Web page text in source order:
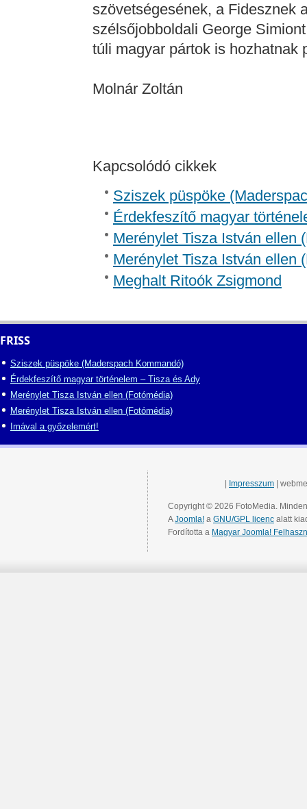
szövetségesének, a Fidesznek
szélsőjobboldali George
túli magyar pártok is hozhatnak
Molnár Zoltán
Kapcsolódó cikkek
Sziszek püspöke
Érdekfeszítő magyar
Merénylet Tisza István ellen
Merénylet Tisza István ellen
Meghalt Ritoók Zsigmond
FRISS
Sziszek püspöke (Maderspach Kommandó)
Érdekfeszítő magyar történelem – Tisza és Ady
Merénylet Tisza István ellen (Fotómédia)
Merénylet Tisza István ellen (Fotómédia)
Imával a győzelemért!
Impresszum |
Copyright © 2026 FotoMedia.
AJoomla! a GNU/GPL licenc alatt
Fordította a Magyar Joomla!